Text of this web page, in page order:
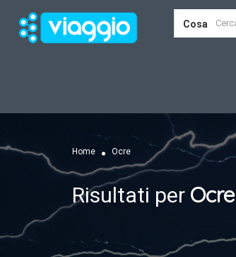
Cosa
Home Ocre
Risultati per Ocre